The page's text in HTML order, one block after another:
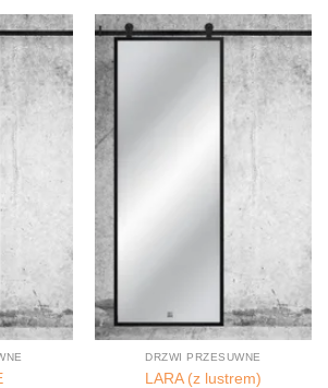
DRZWI PRZESUWNE
LARA (z lustrem)